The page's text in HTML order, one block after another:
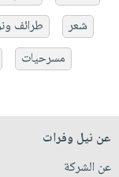
شعر
طرائف
مسرحيات
عن نيل وفرات
عن الشركة